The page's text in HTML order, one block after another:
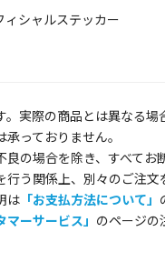
シャルステッカー
実際の商品とは異なる場
っておりません。
の場合を除き、すべてお
行う関係上、別々のご注文
は 「お支払方法について」
マーサービス」 のページの